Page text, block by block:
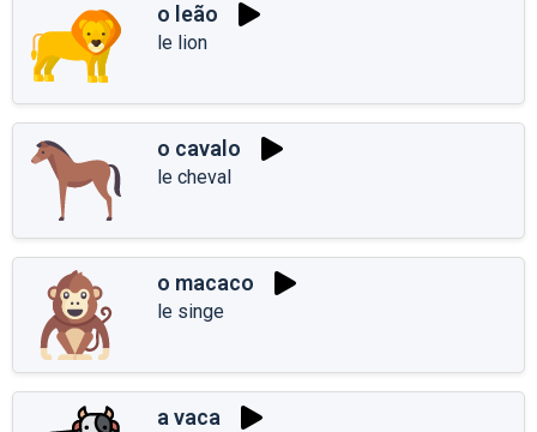
o leão
le lion
o cavalo
le cheval
o macaco
le singe
a vaca